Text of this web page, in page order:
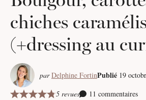
chiches
(+dressing au
par Delphine FortinPublié 19
5 revues
11 commentaires